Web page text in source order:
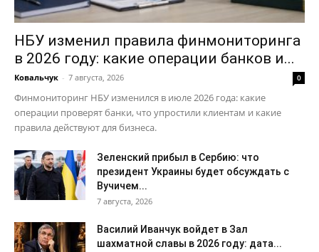
НБУ изменил правила финмониторинга
в 2026 году: какие операции банков и...
Ковальчук - 7 августа, 2026 0
Финмониторинг НБУ изменился в июле 2026 года: какие
операции проверят банки, что упростили клиентам и какие
правила действуют для бизнеса.
Зеленский прибыл в Сербию: что
президент Украины будет обсуждать с
Вучичем...
7 августа, 2026
Василий Иванчук войдет в Зал
шахматной славы в 2026 году: дата...